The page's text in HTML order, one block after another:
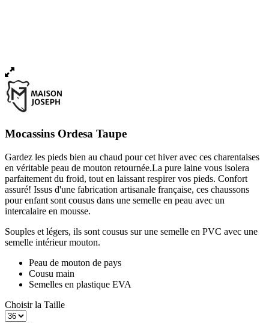
Mocassins Ordesa Taupe
Gardez les pieds bien au chaud pour cet hiver avec ces charentaises
en véritable peau de mouton retournée.La pure laine vous isolera
parfaitement du froid, tout en laissant respirer vos pieds. Confort
assuré! Issus d'une fabrication artisanale française, ces chaussons
pour enfant sont cousus dans une semelle en peau avec un
intercalaire en mousse.
Souples et légers, ils sont cousus sur une semelle en PVC avec une
semelle intérieur mouton.
Peau de mouton de pays
Cousu main
Semelles en plastique EVA
Choisir la Taille